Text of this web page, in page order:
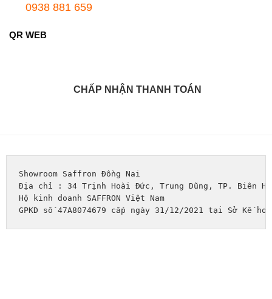
0938 881 659
QR WEB
CHẤP NHẬN THANH TOÁN
Showroom Saffron Đồng Nai
Địa chỉ : 34 Trịnh Hoài Đức, Trung Dũng, TP. Biên
Hộ kinh doanh SAFFRON Việt Nam
GPKD số 47A8074679 cấp ngày 31/12/2021 tại Sở Kế